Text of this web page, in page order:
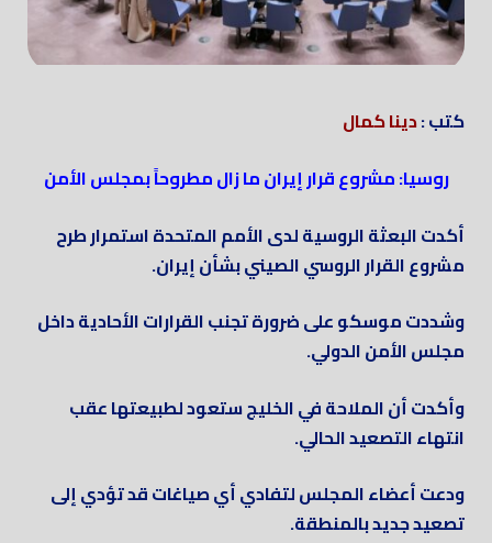
كتب :دينا كمال
روسيا: مشروع قرار إيران ما زال مطروحاً بمجلس الأمن
أكدت البعثة الروسية لدى الأمم المتحدة استمرار طرح
مشروع القرار الروسي الصيني بشأن إيران.
وشددت موسكو على ضرورة تجنب القرارات الأحادية داخل
مجلس الأمن الدولي.
وأكدت أن الملاحة في الخليج ستعود لطبيعتها عقب
انتهاء التصعيد الحالي.
ودعت أعضاء المجلس لتفادي أي صياغات قد تؤدي إلى
تصعيد جديد بالمنطقة.